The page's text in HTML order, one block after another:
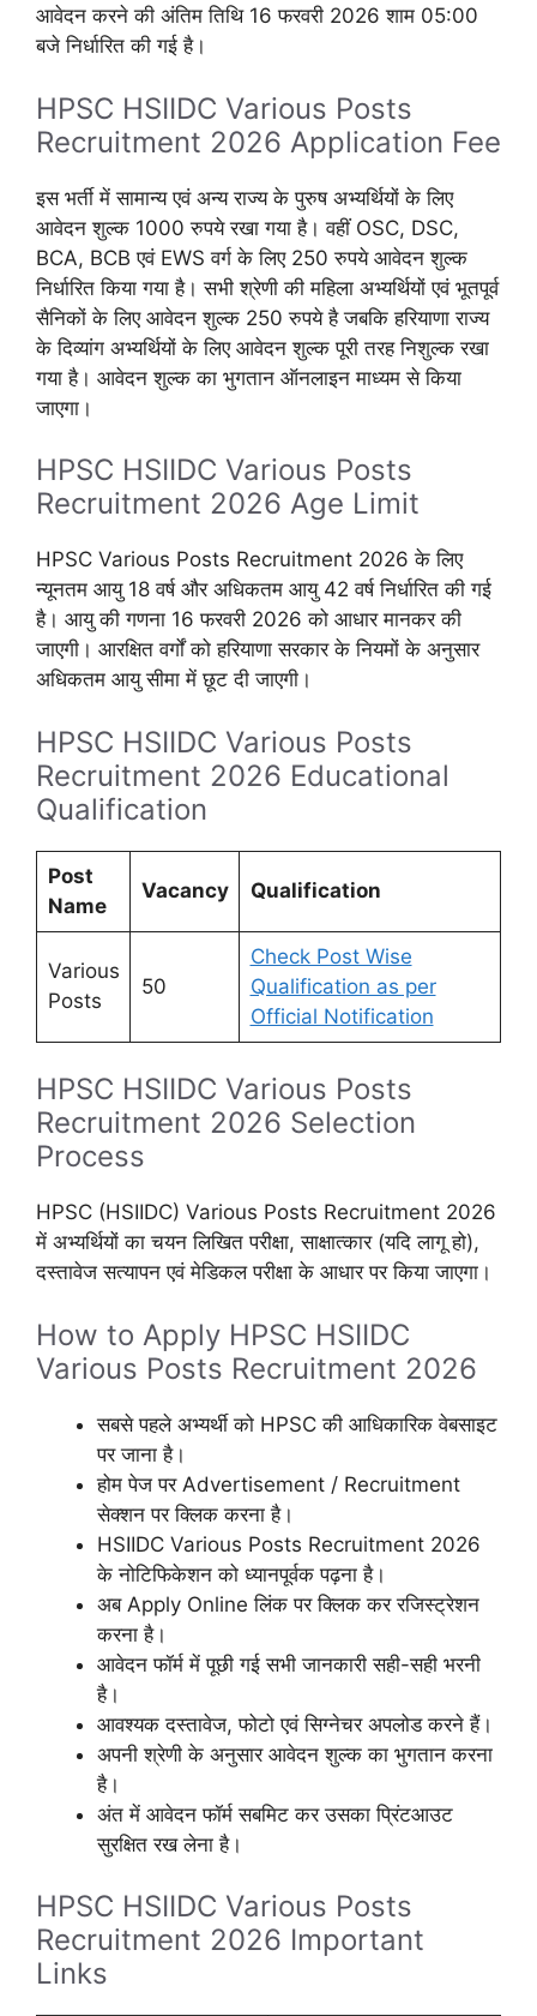
आवेदन करने की अंतिम तिथि 16 फरवरी 2026 शाम 05:00
बजे निर्धारित की गई है।
HPSC HSIIDC Various Posts
Recruitment 2026 Application Fee
इस भर्ती में सामान्य एवं अन्य राज्य के पुरुष अभ्यर्थियों के लिए
आवेदन शुल्क 1000 रुपये रखा गया है। वहीं OSC, DSC,
BCA, BCB एवं EWS वर्ग के लिए 250 रुपये आवेदन शुल्क
निर्धारित किया गया है। सभी श्रेणी की महिला अभ्यर्थियों एवं भूतपूर्व
सैनिकों के लिए आवेदन शुल्क 250 रुपये है जबकि हरियाणा राज्य
के दिव्यांग अभ्यर्थियों के लिए आवेदन शुल्क पूरी तरह निशुल्क रखा
गया है। आवेदन शुल्क का भुगतान ऑनलाइन माध्यम से किया
जाएगा।
HPSC HSIIDC Various Posts
Recruitment 2026 Age Limit
HPSC Various Posts Recruitment 2026 के लिए
न्यूनतम आयु 18 वर्ष और अधिकतम आयु 42 वर्ष निर्धारित की गई
है। आयु की गणना 16 फरवरी 2026 को आधार मानकर की
जाएगी। आरक्षित वर्गों को हरियाणा सरकार के नियमों के अनुसार
अधिकतम आयु सीमा में छूट दी जाएगी।
HPSC HSIIDC Various Posts
Recruitment 2026 Educational
Qualification
Post
Name
Vacancy Qualification
Various
Posts
50
Check Post Wise
Qualification as per
Official Notification
HPSC HSIIDC Various Posts
Recruitment 2026 Selection
Process
HPSC (HSIIDC) Various Posts Recruitment 2026
में अभ्यर्थियों का चयन लिखित परीक्षा, साक्षात्कार (यदि लागू हो),
दस्तावेज सत्यापन एवं मेडिकल परीक्षा के आधार पर किया जाएगा।
How to Apply HPSC HSIIDC
Various Posts Recruitment 2026
सबसे पहले अभ्यर्थी को HPSC की आधिकारिक वेबसाइट
पर जाना है।
होम पेज पर Advertisement / Recruitment
सेक्शन पर क्लिक करना है।
HSIIDC Various Posts Recruitment 2026
के नोटिफिकेशन को ध्यानपूर्वक पढ़ना है।
अब Apply Online लिंक पर क्लिक कर रजिस्ट्रेशन
करना है।
आवेदन फॉर्म में पूछी गई सभी जानकारी सही-सही भरनी
है।
आवश्यक दस्तावेज, फोटो एवं सिग्नेचर अपलोड करने हैं।
अपनी श्रेणी के अनुसार आवेदन शुल्क का भुगतान करना
है।
अंत में आवेदन फॉर्म सबमिट कर उसका प्रिंटआउट
सुरक्षित रख लेना है।
HPSC HSIIDC Various Posts
Recruitment 2026 Important
Links